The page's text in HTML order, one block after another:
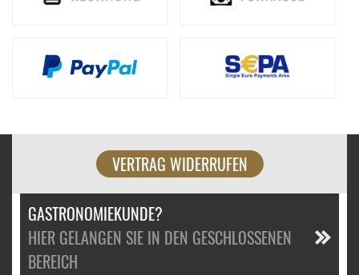
VERTRAG WIDERRUFEN
GASTRONOMIEKUNDE?
HIER GELANGEN SIE IN DEN GESCHLOSSENEN
BEREICH